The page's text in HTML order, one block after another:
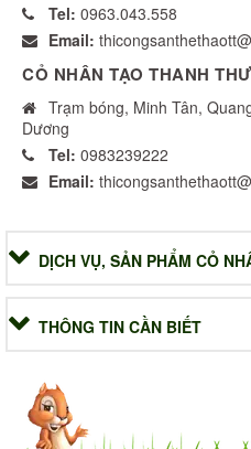
Tel: 0963.043.558
Email:
CỎ NHÂN TẠO THANH
Trạm bóng, Minh Tân,
Dương
Tel: 0983239222
Email:
DỊCH VỤ, SẢN PHẨM CỎ
THÔNG TIN CẦN BIẾT